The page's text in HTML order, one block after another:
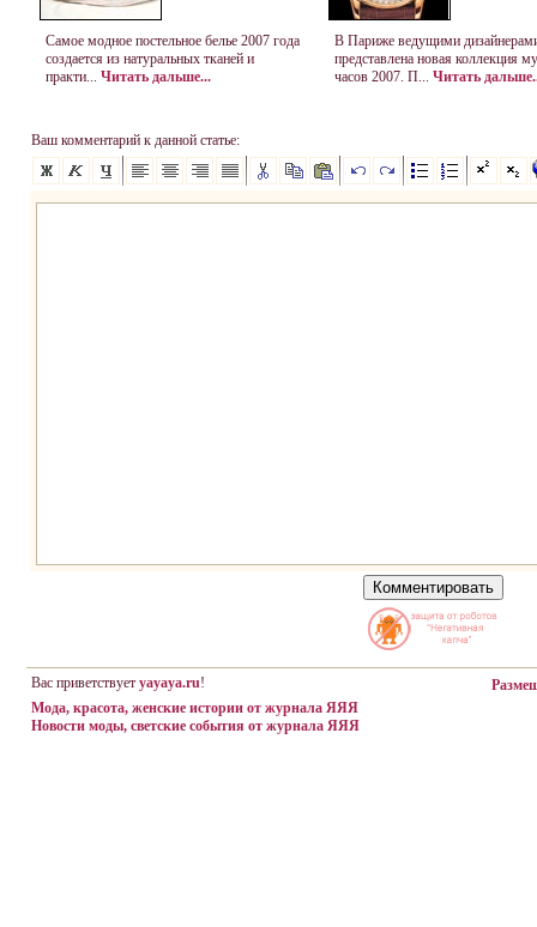
Самое модное постельное белье 2007 года
создается из натуральных тканей и
практи... Читать дальше...
В Париже ведущими
представлена новая коллекция
часов 2007. П... Читать
Ваш комментарий к данной статье:
Вас приветствует yayaya.ru!
Мода, красота, женские истории от журнала ЯЯЯ
Новости моды, светские события от журнала ЯЯЯ